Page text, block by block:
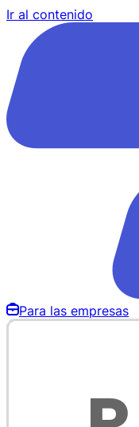
Ir al contenido
Para las empresas